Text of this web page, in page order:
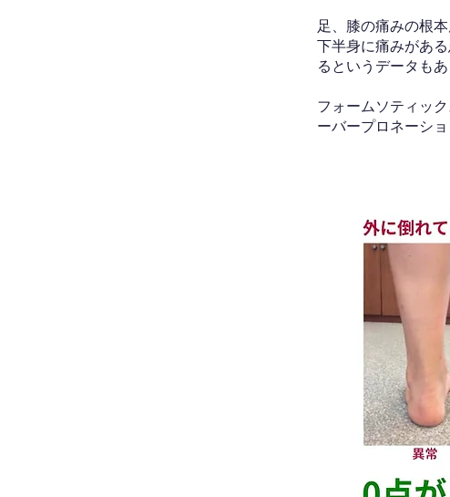
足、膝の痛みの根
下半身に痛みがあ
るというデータもあ
フォームソティッ
ーバープロネーシ